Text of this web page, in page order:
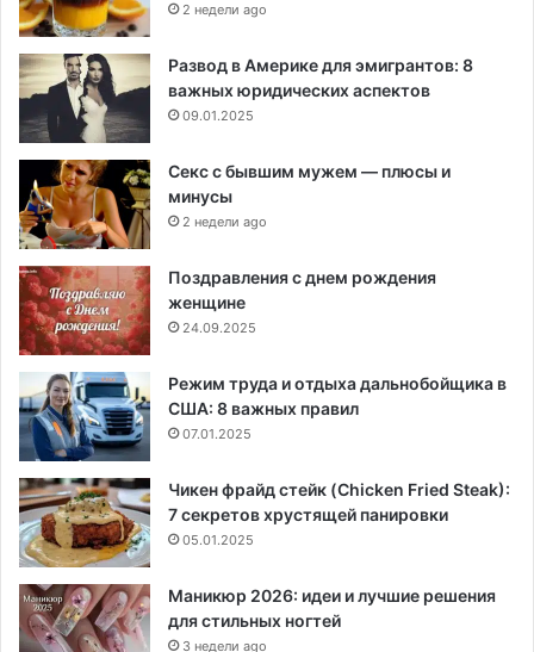
2 недели ago
Развод в Америке для эмигрантов: 8
важных юридических аспектов
09.01.2025
Секс с бывшим мужем — плюсы и
минусы
2 недели ago
Поздравления с днем рождения
женщине
24.09.2025
Режим труда и отдыха дальнобойщика в
США: 8 важных правил
07.01.2025
Чикен фрайд стейк (Chicken Fried Steak):
7 секретов хрустящей панировки
05.01.2025
Маникюр 2026: идеи и лучшие решения
для стильных ногтей
3 недели ago